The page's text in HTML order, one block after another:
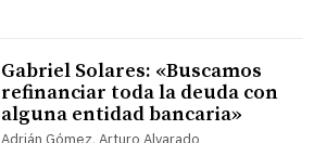
Gabriel Solares: «Buscamos
refinanciar toda la deuda con
alguna entidad bancaria»